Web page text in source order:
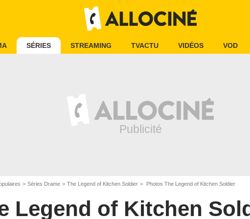
SÉRIES STREAMING TVACTU VIDÉOS VOD
Séries Drame The Legend of Kitchen Soldier Photos The Legend of Kitchen Soldier
Legend of Kitchen